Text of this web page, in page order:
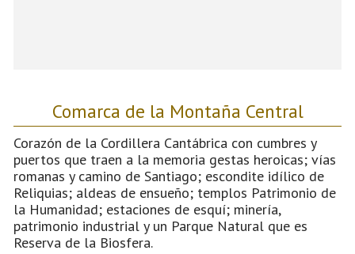
Comarca de la Montaña Central
Corazón de la Cordillera Cantábrica con cumbres y
puertos que traen a la memoria gestas heroicas; vías
romanas y camino de Santiago; escondite idílico de
Reliquias; aldeas de ensueño; templos Patrimonio de
la Humanidad; estaciones de esquí; minería,
patrimonio industrial y un Parque Natural que es
Reserva de la Biosfera.